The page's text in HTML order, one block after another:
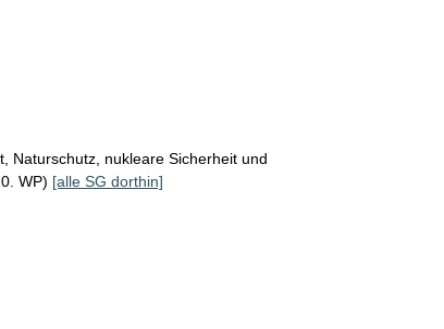
Naturschutz, nukleare Sicherheit und
WP) [alle SG dorthin]